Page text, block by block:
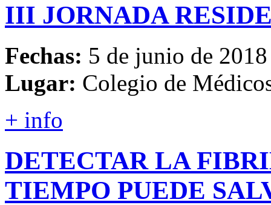
III JORNADA
Fechas: 5 de junio de 2018
Lugar: Colegio de
+ info
DETECTAR LA
TIEMPO PUEDE